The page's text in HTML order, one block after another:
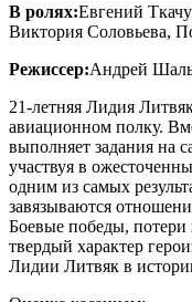
В ролях:Евгений
Виктория Соловьева,
Режиссер:Андрей
21-летняя Лидия
авиационном полку.
выполняет задания на
участвуя в
одним из самых
завязываются
Боевые победы,
твердый характер
Лидии Литвяк в